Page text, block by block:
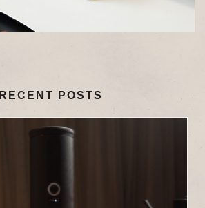
RECENT POSTS